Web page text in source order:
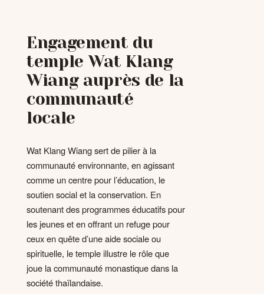
Engagement du
temple Wat Klang
Wiang auprès de la
communauté
locale
Wat Klang Wiang sert de pilier à la
communauté environnante, en agissant
comme un centre pour l’éducation, le
soutien social et la conservation. En
soutenant des programmes éducatifs pour
les jeunes et en offrant un refuge pour
ceux en quête d’une aide sociale ou
spirituelle, le temple illustre le rôle que
joue la communauté monastique dans la
société thaïlandaise.